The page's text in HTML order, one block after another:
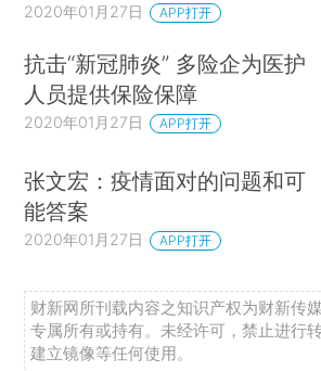
2020年01月27日 APP打开
抗击“新冠肺炎” 多险企为医护
人员提供保险保障
2020年01月27日 APP打开
张文宏：疫情面对的问题和可
能答案
2020年01月27日 APP打开
财新网所刊载内容之知识产权为财新传
专属所有或持有。未经许可，禁止进行
建立镜像等任何使用。